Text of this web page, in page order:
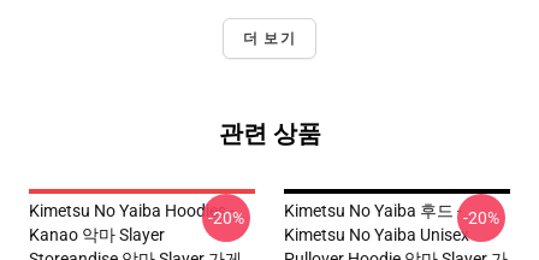
더 보기
관련 상품
Kimetsu No Yaiba Hoodies -
Kanao 악마 Slayer
-20%
Kimetsu No Yaiba 후드 -
Kimetsu No Yaiba Unisex
-20%